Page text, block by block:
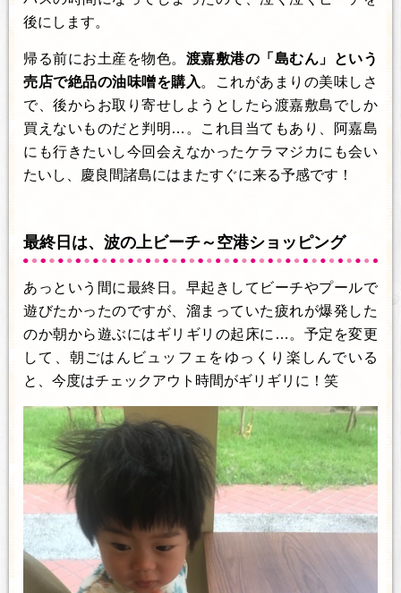
後にします。
帰る前にお土産を物色。 渡嘉敷港の「島むん」という
売店で絶品の油味噌を購入 。これがあまりの美味しさ
で、後からお取り寄せしようとしたら渡嘉敷島でしか
買えないものだと判明…。これ目当てもあり、阿嘉島
にも行きたいし今回会えなかったケラマジカにも会い
たいし、慶良間諸島にはまたすぐに来る予感です！
最終日は、波の上ビーチ～空港ショッピング
あっという間に最終日。早起きしてビーチやプールで
遊びたかったのですが、溜まっていた疲れが爆発した
のか朝から遊ぶにはギリギリの起床に…。予定を変更
して、朝ごはんビュッフェをゆっくり楽しんでいる
と、今度はチェックアウト時間がギリギリに！笑